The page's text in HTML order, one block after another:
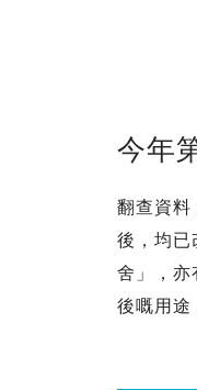
今年
翻查資料
後，均已
舍」，亦
後嘅用途